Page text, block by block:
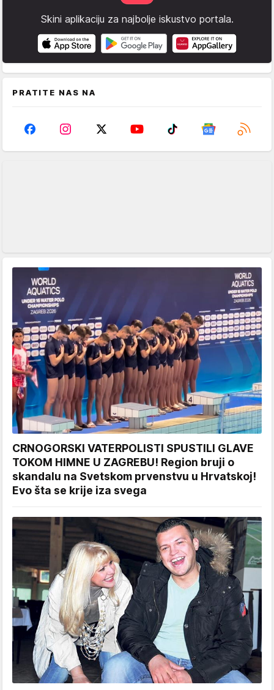
Skini aplikaciju za najbolje iskustvo portala.
PRATITE NAS NA
CRNOGORSKI VATERPOLISTI SPUSTILI GLAVE
TOKOM HIMNE U ZAGREBU! Region bruji o
skandalu na Svetskom prvenstvu u Hrvatskoj!
Evo šta se krije iza svega